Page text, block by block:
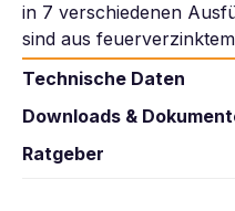
in 7 verschiedenen
sind aus
Technische Daten
Downloads &
Ratgeber